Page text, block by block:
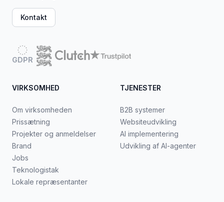
Kontakt
GDPR
VIRKSOMHED
Om virksomheden
Prissætning
Projekter og anmeldelser
Brand
Jobs
Teknologistak
Lokale repræsentanter
TJENESTER
B2B systemer
Websiteudvikling
AI implementering
Udvikling af AI-agenter